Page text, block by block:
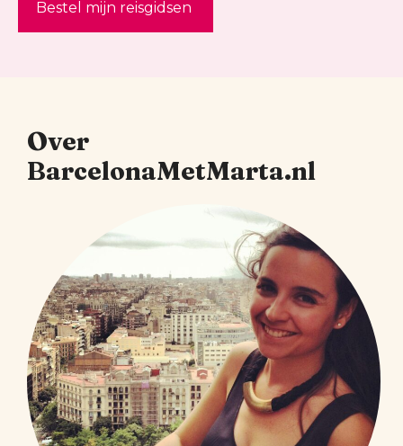
Bestel mijn reisgidsen
Over
BarcelonaMetMarta.nl